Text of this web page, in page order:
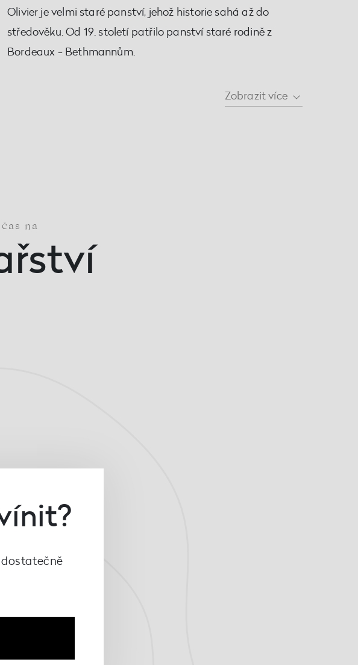
Olivier je velmi staré panství, jehož historie sahá až do
středověku. Od 19. století patřilo panství staré rodině z
Bordeaux - Bethmannům.
Zobrazitvíce
na